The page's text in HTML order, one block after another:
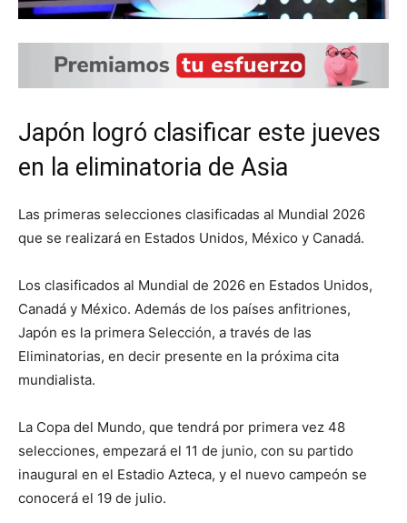
Japón logró clasificar este jueves
en la eliminatoria de Asia
Las primeras selecciones clasificadas al Mundial 2026
que se realizará en Estados Unidos, México y Canadá.
Los clasificados al Mundial de 2026 en Estados Unidos,
Canadá y México. Además de los países anfitriones,
Japón es la primera Selección, a través de las
Eliminatorias, en decir presente en la próxima cita
mundialista.
La Copa del Mundo, que tendrá por primera vez 48
selecciones, empezará el 11 de junio, con su partido
inaugural en el Estadio Azteca, y el nuevo campeón se
conocerá el 19 de julio.